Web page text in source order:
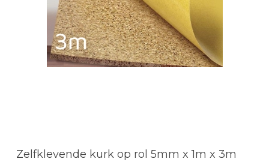
Zelfklevende kurk op rol 5mm x 1m x 3m